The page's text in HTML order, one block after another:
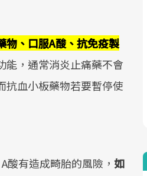
物、口服A酸、抗免疫製
能，通常消炎止痛藥不會
抗血小板藥物若要暫停使
酸有造成畸胎的風險， 如